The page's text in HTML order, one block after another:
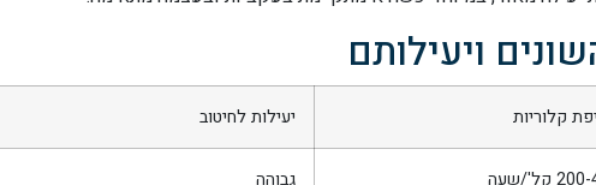
ויעילותם
קלוריות יעילות לחיטוב
קל'/שעה גבוהה